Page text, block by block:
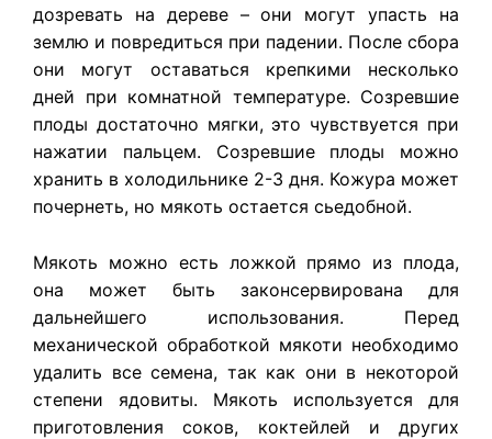
дозревать на дереве – они могут упасть на
землю и повредиться при падении. После сбора
они могут оставаться крепкими несколько
дней при комнатной температуре. Созревшие
плоды достаточно мягки, это чувствуется при
нажатии пальцем. Созревшие плоды можно
хранить в холодильнике 2-3 дня. Кожура может
почернеть, но мякоть остается сьедобной.
Мякоть можно есть ложкой прямо из плода,
она может быть законсервирована для
дальнейшего использования. Перед
механической обработкой мякоти необходимо
удалить все семена, так как они в некоторой
степени ядовиты. Мякоть используется для
приготовления соков, коктейлей и других